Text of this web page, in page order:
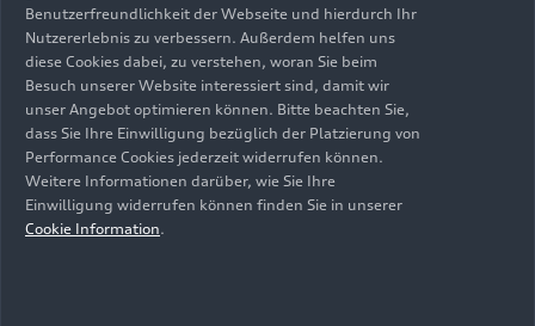
Benutzerfreundlichkeit der Webseite und hierdurch Ihr
Nutzererlebnis zu verbessern. Außerdem helfen uns
diese Cookies dabei, zu verstehen, woran Sie beim
Besuch unserer Website interessiert sind, damit wir
unser Angebot optimieren können. Bitte beachten Sie,
dass Sie Ihre Einwilligung bezüglich der Platzierung von
Performance Cookies jederzeit widerrufen können.
Weitere Informationen darüber, wie Sie Ihre
Einwilligung widerrufen können finden Sie in unserer
Cookie Information.